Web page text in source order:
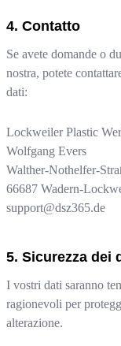
Contatto
Se avete domande o
nostra, potete
dati:
Lockweiler Plastic
Wolfgang Evers
Walther-Nothelfer-
66687 Wadern-
support@dsz365.de
Sicurezza dei
I vostri dati saranno
ragionevoli per
alterazione.